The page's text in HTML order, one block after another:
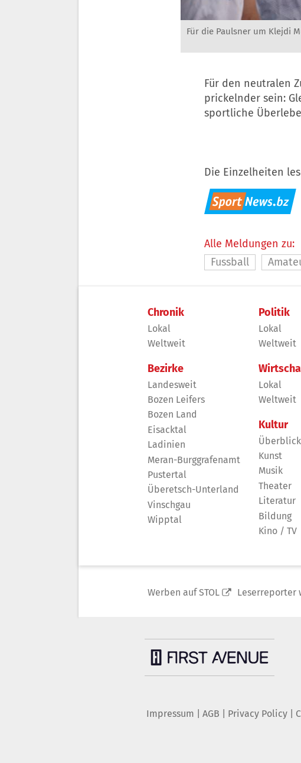
Für die Paulsner um Klejdi
Für den neutralen
prickelnder sein:
sportliche
Die Einzelheiten
Alle Meldungen zu:
Fussball
Chronik
Lokal
Weltweit
Bezirke
Landesweit
Bozen Leifers
Bozen Land
Eisacktal
Ladinien
Meran-Burggrafenamt
Pustertal
Überetsch-Unterland
Vinschgau
Wipptal
Politik
Lokal
Weltweit
Lokal
Weltweit
Kultur
Überblick
Kunst
Musik
Theater
Literatur
Bildung
Kino / TV
Werben auf STOL Leserreporter
Impressum AGB Privacy Policy|